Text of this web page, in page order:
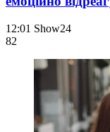
12:01 Show24
82